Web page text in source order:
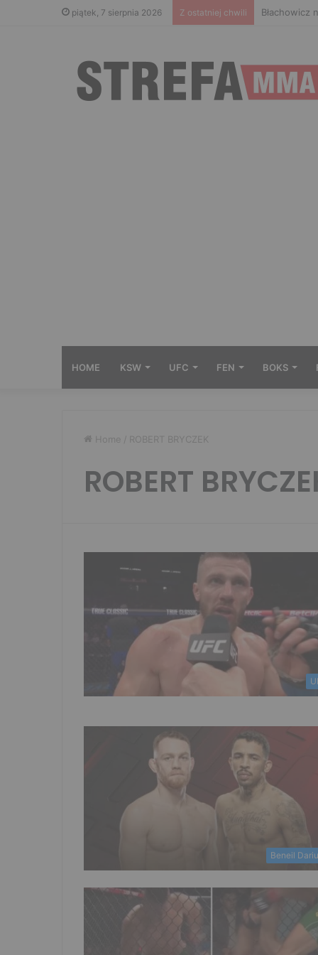
piątek, 7 sierpnia 2026 Z ostatniej chwili Błachowicz
HOME KSW UFC FEN BOKS
Home / ROBERT BRYCZEK
ROBERT
Beneil